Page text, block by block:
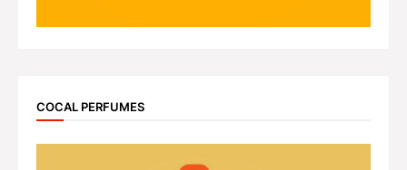
COCAL PERFUMES